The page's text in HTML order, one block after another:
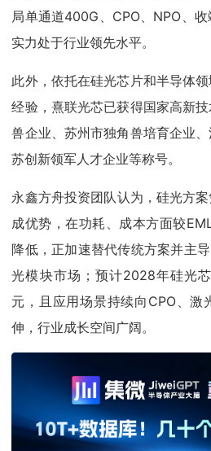
局单通道400G、CPO、NPO、
实力处于行业领先水平。
此外，依托在硅光芯片和半导体
经验，熹联光芯已获得国家高新
兽企业、苏州市独角兽培育企业
苏创新领军人才企业等称号。
永鑫方舟投资团队认为，硅光方
成优势，在功耗、成本方面较
降低，正加速替代传统方案并主
光模块市场；预计2028年硅光
元，且应用场景持续向CPO、激
伸，行业成长空间广阔。